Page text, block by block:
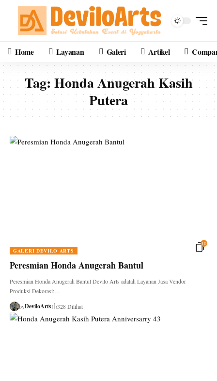
Home Layanan Galeri Artikel
Tag:Honda Anugerah Kasih
Putera
10
GALERI DEVILO ARTS
Peresmian Honda Anugerah Bantul
Peresmian Honda Anugerah Bantul Devilo Arts adalah Layanan Jasa Vendor
Produksi Dekorasi:…
byDeviloArts 328 Dilihat